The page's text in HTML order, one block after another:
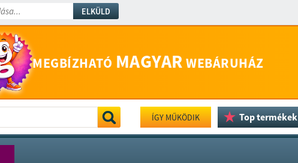
ELKÜLD
MEGBÍZHATÓ MAGYAR WEBÁRUHÁZ
ÍGY MŰKÖDIK Top termékek